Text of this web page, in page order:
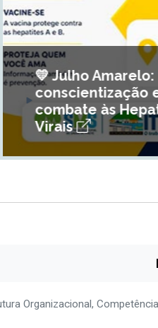
Deixa a
belezas
lindas de
Cachoeira
🤩
Organizacional,